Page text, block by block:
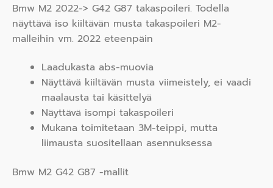
Bmw M2 2022-> G42 G87 takaspoileri. Todella
näyttävä iso kiiltävän musta takaspoileri M2-
malleihin vm. 2022 eteenpäin
Laadukasta abs-muovia
Näyttävä kiiltävän musta viimeistely, ei vaadi
maalausta tai käsittelyä
Näyttävä isompi takaspoileri
Mukana toimitetaan 3M-teippi, mutta
liimausta suositellaan asennuksessa
Bmw M2 G42 G87 -mallit